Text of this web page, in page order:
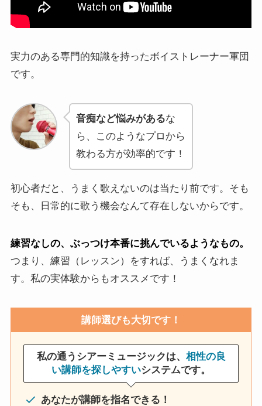
実力のある専門的知識を持ったボイストレーナー軍団
です。
音痴など悩みがあるな
ら、このようなプロから
教わる方が効率的です！
初心者だと、うまく歌えないのは当たり前です。そも
そも、日常的に歌う機会なんて存在しないからです。
練習なしの、ぶっつけ本番に挑んでいるようなもの。
つまり、練習（レッスン）をすれば、うまくなれま
す。私の実体験からもオススメです！
講師選びも大切です！
私の通うシアーミュージックは、 相性の良
い講師を探しやすいシステムです。
あなたが講師を指名できる！